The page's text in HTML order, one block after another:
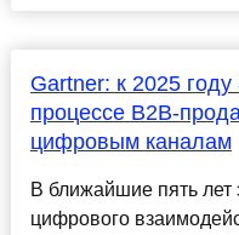
Gartner: к 2025
процессе B2B-
цифровым каналам
В ближайшие пять лет
цифрового